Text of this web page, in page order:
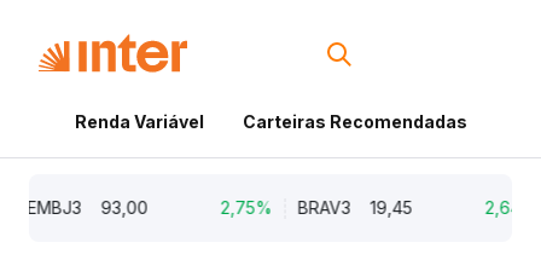
Renda Variável Carteiras Recomendadas
EMBJ3 93,00 2,75% BRAV3 19,45 2,64%